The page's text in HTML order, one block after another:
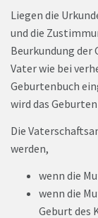
Liegen die
und die
Beurkundung der
Vater wie bei
Geburtenbuch
wird das
Die
werden,
wenn die
wenn die
Geburt des